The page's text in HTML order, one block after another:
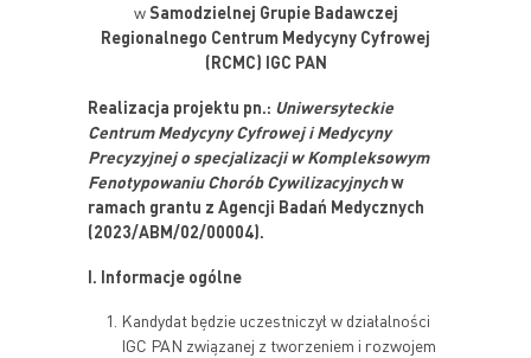
wSamodzielnej Grupie Badawczej
Regionalnego Centrum Medycyny Cyfrowej
(RCMC) IGC PAN
Realizacja projektu pn.: Uniwersyteckie
Centrum Medycyny Cyfrowej i Medycyny
Precyzyjnej o specjalizacji w Kompleksowym
Fenotypowaniu Chorób Cywilizacyjnychw
ramach grantu z Agencji Badań Medycznych
(2023/ABM/02/00004).
I. Informacje ogólne
Kandydat będzie uczestniczył w działalności
IGC PAN związanej z tworzeniem i rozwojem